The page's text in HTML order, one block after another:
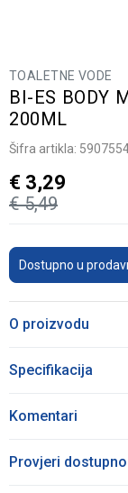
TOALETNE VODE
BI-ES BODY
200ML
Šifra artikla:
€ 5,49
€ 3,29
Dostupno u
O proizvodu
Specifikacija
Komentari
Provjeri